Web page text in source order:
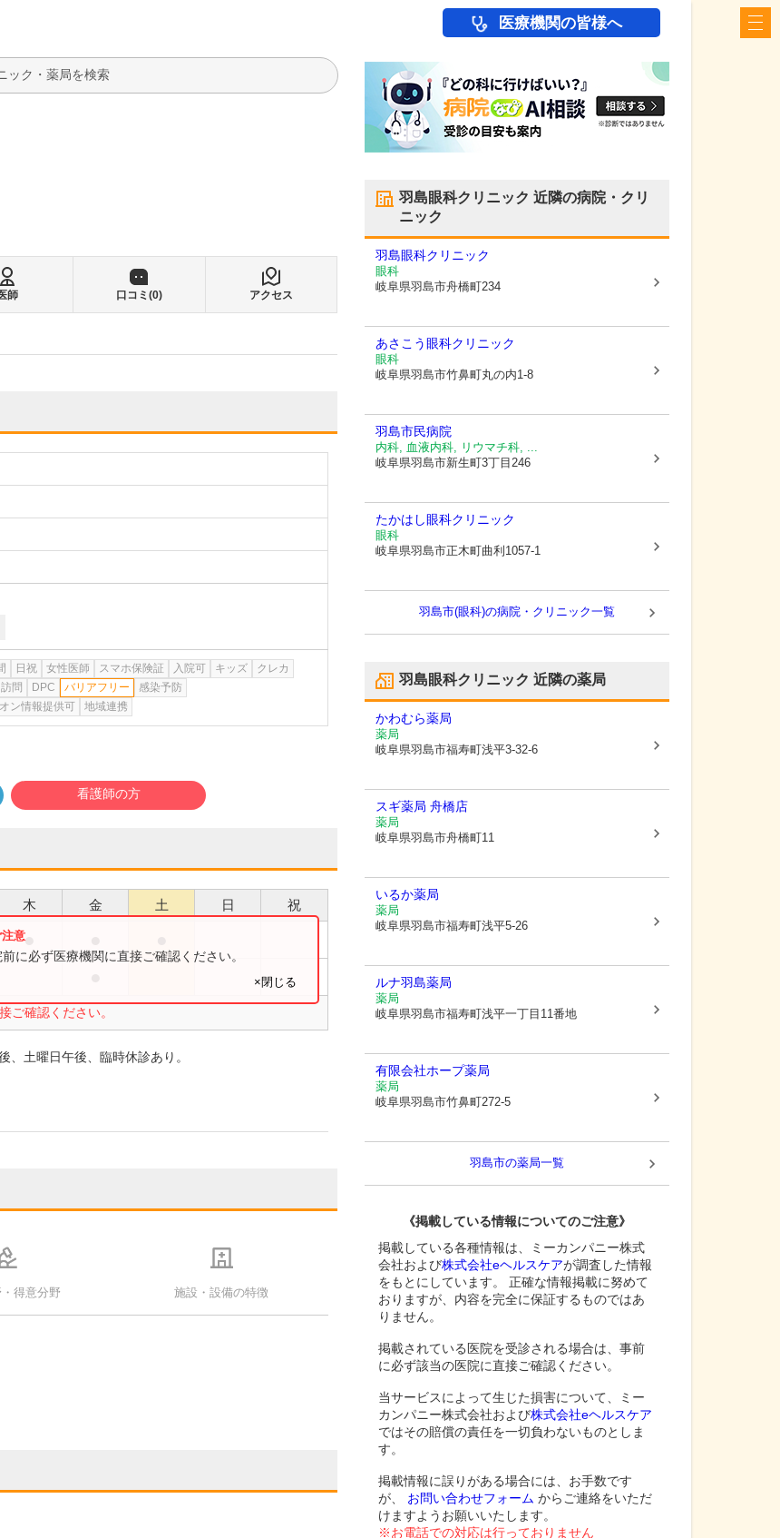
医療機関の皆様へ
検索
師 口コミ(0) アクセス
日祝 女性医師 スマホ保険証 入院可 キッズ
クレカ
訪問 DPC バリアフリー
感染予防
ン情報提供可 地域連携
看護師の方
木 金 土 日 祝
●
ご確認ください。
に必ず医療機関に直接ご確認ください。
×閉じる
、土曜日午後、臨時休診あり。
得意分野 施設・設備の特徴
羽島眼科クリニック 近隣の病院・クリ
ニック
羽島眼科クリニック
眼科
岐阜県羽島市舟橋町234
あさこう眼科クリニック
眼科
岐阜県羽島市竹鼻町丸の内1-8
羽島市民病院
内科, 血液内科, リウマチ科, ...
岐阜県羽島市新生町3丁目246
たかはし眼科クリニック
眼科
岐阜県羽島市正木町曲利1057-1
羽島市(眼科)の病院・クリニック一覧
羽島眼科クリニック 近隣の薬局
かわむら薬局
薬局
岐阜県羽島市福寿町浅平3-32-6
スギ薬局 舟橋店
薬局
岐阜県羽島市舟橋町11
いるか薬局
薬局
岐阜県羽島市福寿町浅平5-26
ルナ羽島薬局
薬局
岐阜県羽島市福寿町浅平一丁目11番地
有限会社ホープ薬局
薬局
岐阜県羽島市竹鼻町272-5
羽島市の薬局一覧
《掲載している情報についてのご注意》
掲載している各種情報は、ミーカンパニー株式
会社および株式会社eヘルスケアが調査した情報
をもとにしています。 正確な情報掲載に努めて
おりますが、内容を完全に保証するものではあ
りません。
掲載されている医院を受診される場合は、事前
に必ず該当の医院に直接ご確認ください。
当サービスによって生じた損害について、ミー
カンパニー株式会社および株式会社eヘルスケア
ではその賠償の責任を一切負わないものとしま
す。
掲載情報に誤りがある場合には、お手数です
が、
お問い合わせフォーム からご連絡をいただ
けますようお願いいたします。
※お電話での対応は行っておりません